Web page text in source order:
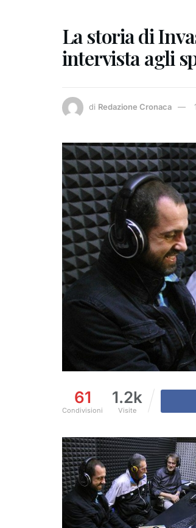
La storia di
intervista agli
di Redazione Cronaca
61
Condivisioni
1.2k
Visite